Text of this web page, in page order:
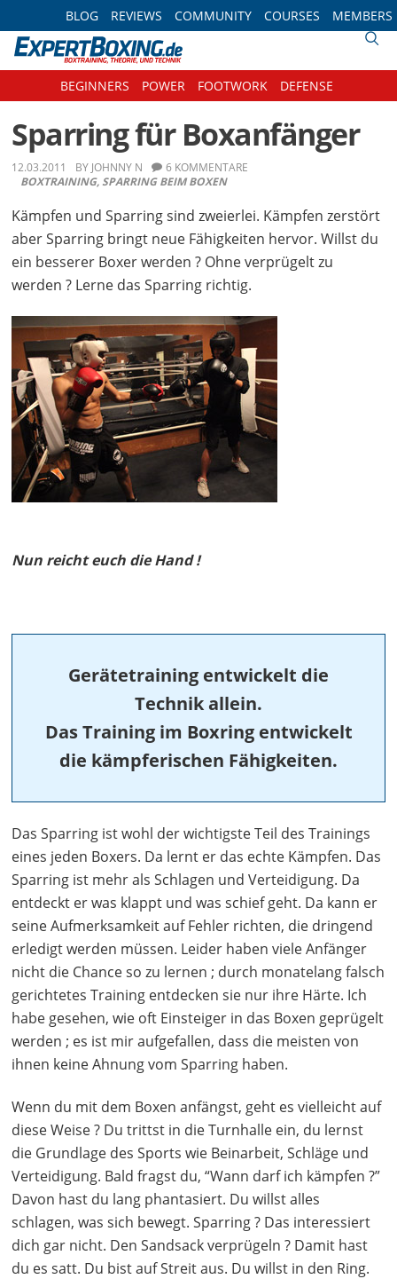
to
primary
navigation
to
main
to
primary
to
footer
BLOG REVIEWS COMMUNITY COURSES MEMBERS
BEGINNERS POWER FOOTWORK DEFENSE
Sparring für Boxanfänger
12.03.2011 BY JOHNNY N
BOXTRAINING, SPARRING BEIM BOXEN
6 KOMMENTARE
Kämpfen und Sparring sind zweierlei. Kämpfen zerstört
aber Sparring bringt neue Fähigkeiten hervor. Willst du
ein besserer Boxer werden ? Ohne verprügelt zu
werden ? Lerne das Sparring richtig.
Nun reicht euch die Hand !
Gerätetraining entwickelt die
Technik allein.
Das Training im Boxring entwickelt
die kämpferischen Fähigkeiten.
Das Sparring ist wohl der wichtigste Teil des Trainings
eines jeden Boxers. Da lernt er das echte Kämpfen. Das
Sparring ist mehr als Schlagen und Verteidigung. Da
entdeckt er was klappt und was schief geht. Da kann er
seine Aufmerksamkeit auf Fehler richten, die dringend
erledigt werden müssen. Leider haben viele Anfänger
nicht die Chance so zu lernen ; durch monatelang falsch
gerichtetes Training entdecken sie nur ihre Härte. Ich
habe gesehen, wie oft Einsteiger in das Boxen geprügelt
werden ; es ist mir aufgefallen, dass die meisten von
ihnen keine Ahnung vom Sparring haben.
Wenn du mit dem Boxen anfängst, geht es vielleicht auf
diese Weise ? Du trittst in die Turnhalle ein, du lernst
die Grundlage des Sports wie Beinarbeit, Schläge und
Verteidigung. Bald fragst du, “Wann darf ich kämpfen ?”
Davon hast du lang phantasiert. Du willst alles
schlagen, was sich bewegt. Sparring ? Das interessiert
dich gar nicht. Den Sandsack verprügeln ? Damit hast
du es satt. Du bist auf Streit aus. Du willst in den Ring.